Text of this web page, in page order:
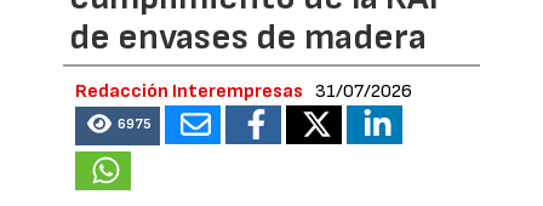
de envases de madera
Redacción Interempresas 31/07/2026
6975